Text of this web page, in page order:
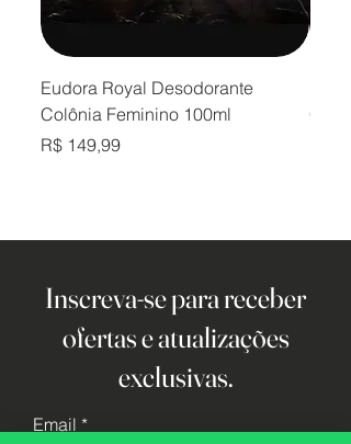
Eudora Royal Desodorante
Colônia Feminino 100ml
Preço
R$ 149,99
Inscreva-se para receber
ofertas e atualizações
exclusivas.
Email